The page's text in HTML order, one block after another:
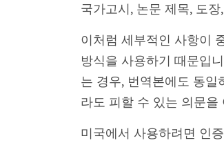
국가고시, 논문 제목, 도
이처럼 세부적인 사항이
방식을 사용하기 때문입
는 경우, 번역본에도 동
라도 피할 수 있는 의문을
미국에서 사용하려면 인